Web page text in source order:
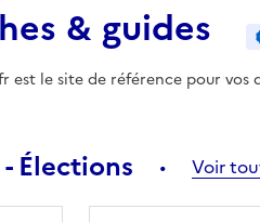
& guides
est le site de référence pour vos
Élections Voir